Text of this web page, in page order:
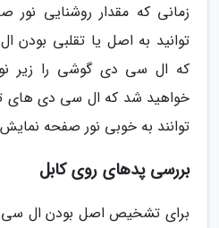
زمانی که مقدار روشنایی
توانید به اصل یا تقلبی بودن
که ال سی دی گوشی را زیر
خواهید شد که ال سی دی های
توانند به خوبی نور صفحه نمایش
بررسی پدهای روی کابل
برای تشخیص اصل بودن ال